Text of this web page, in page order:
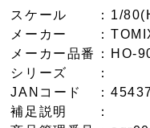
スケール
：1/
メーカー
：
メーカー品番
：HO-
シリーズ
：
JANコード
：
補足説明
：